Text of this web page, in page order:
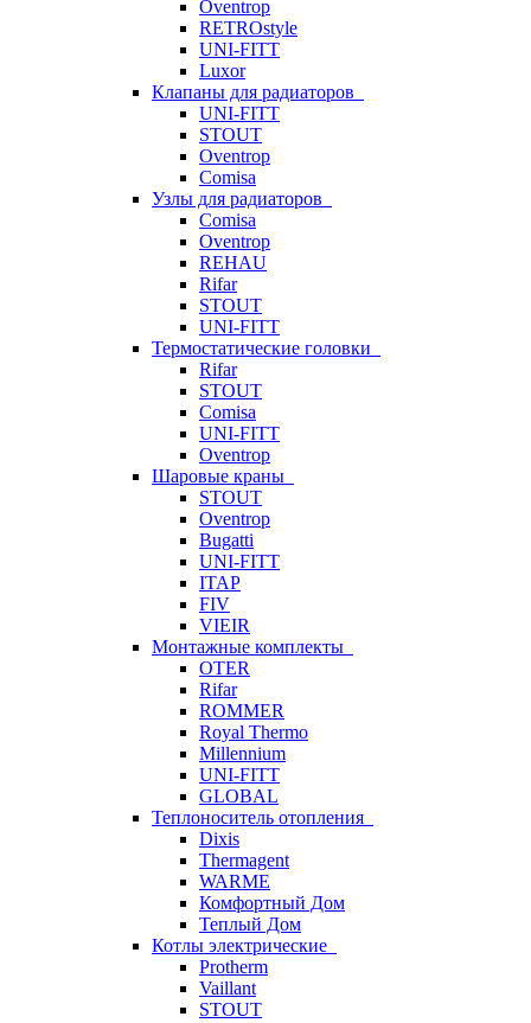
Oventrop
RETROstyle
UNI-FITT
Luxor
Клапаны для радиаторов
UNI-FITT
STOUT
Oventrop
Comisa
Узлы для радиаторов
Comisa
Oventrop
REHAU
Rifar
STOUT
UNI-FITT
Термостатические головки
Rifar
STOUT
Comisa
UNI-FITT
Oventrop
Шаровые краны
STOUT
Oventrop
Bugatti
UNI-FITT
ITAP
FIV
VIEIR
Монтажные комплекты
OTER
Rifar
ROMMER
Royal Thermo
Millennium
UNI-FITT
GLOBAL
Теплоноситель отопления
Dixis
Thermagent
WARME
Комфортный Дом
Теплый Дом
Котлы электрические
Protherm
Vaillant
STOUT